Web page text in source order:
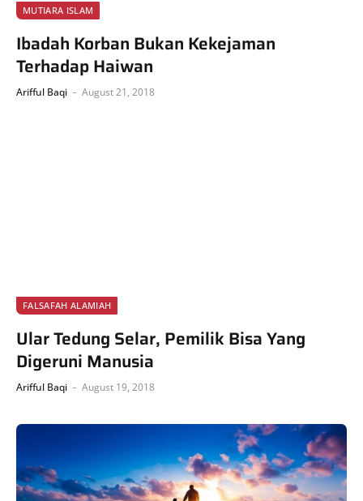
MUTIARA ISLAM
Ibadah Korban Bukan Kekejaman
Terhadap Haiwan
Arifful Baqi August 21, 2018
FALSAFAH ALAMIAH
Ular Tedung Selar, Pemilik Bisa Yang
Digeruni Manusia
Arifful Baqi August 19, 2018